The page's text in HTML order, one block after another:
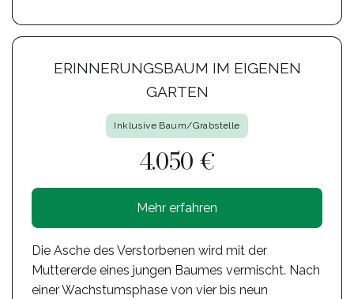
ERINNERUNGSBAUM IM EIGENEN
GARTEN
Inklusive Baum/Grabstelle
4.050 €
Mehr erfahren
Die Asche des Verstorbenen wird mit der
Muttererde eines jungen Baumes vermischt. Nach
einer Wachstumsphase von vier bis neun